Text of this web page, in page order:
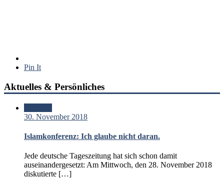
Pin It
Aktuelles & Persönliches
30. November 2018
Islamkonferenz: Ich glaube nicht daran.
Jede deutsche Tageszeitung hat sich schon damit
auseinandergesetzt: Am Mittwoch, den 28. November 2018
diskutierte […]